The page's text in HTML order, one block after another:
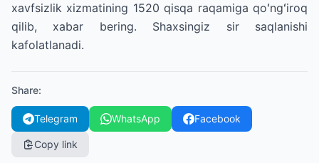
xavfsizlik xizmatining 1520 qisqa raqamiga qoʻngʻiroq
qilib, xabar bering. Shaxsingiz sir saqlanishi
kafolatlanadi.
Share:
Telegram WhatsApp Facebook
Copy link